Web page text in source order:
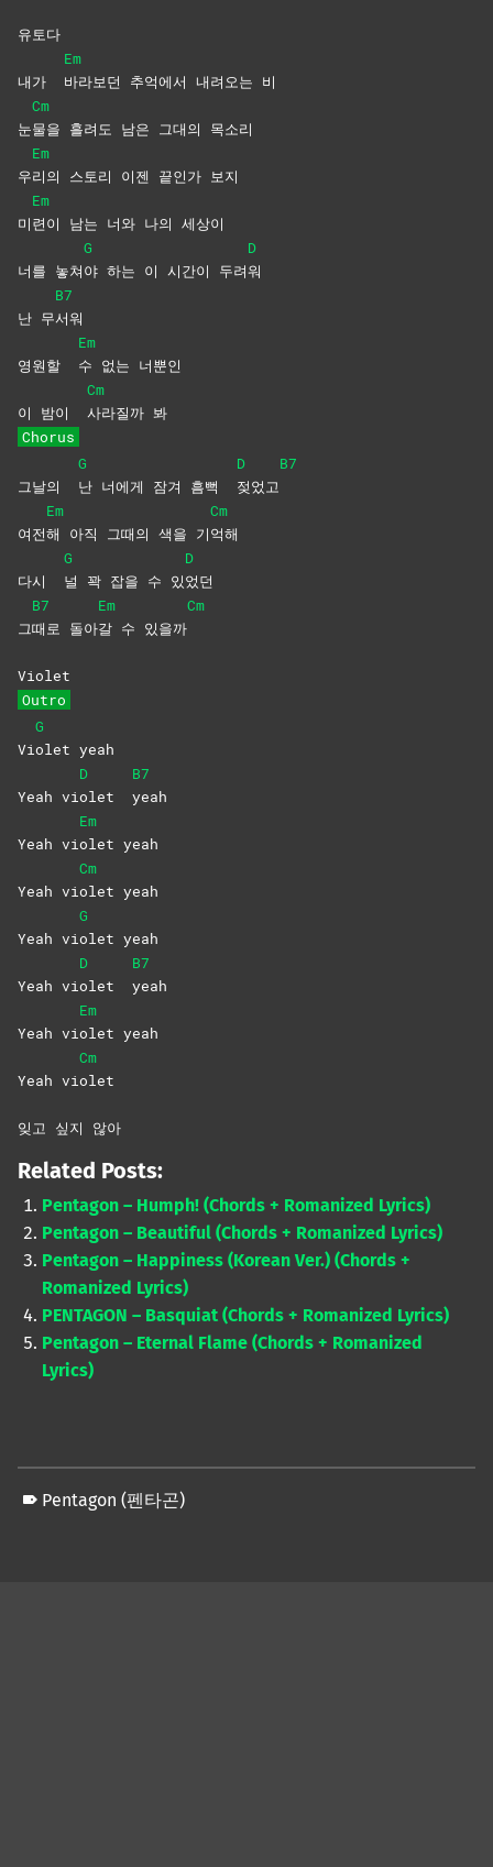
유토다
내가
Em
바라보던 추억에서 내려오는 비
눈
Cm
물을 흘려도 남은 그대의 목소리
우
Em
리의 스토리 이젠 끝인가 보지
미
Em
련이 남는 너와 나의 세상이
너를 놓쳐
G
야 하는 이 시간이 두려
D
워
난 무
B7
서워
영원할
Em
수 없는 너뿐인
이 밤이
Cm
사라질까 봐
Chorus
그날의
G
난 너에게 잠겨 흠뻑
D
젖었고
B7
여전
Em
해 아직 그때의 색을 기
Cm
억해
다시
G
널 꽉 잡을 수 있
D
었던
그
B7
때로 돌아
Em
갈 수 있을까
Cm
Violet
Outro
Vi
G
olet yeah
Yeah vi
D
olet
B7
yeah
Yeah vi
Em
olet yeah
Yeah vi
Cm
olet yeah
Yeah vi
G
olet yeah
Yeah vi
D
olet
B7
yeah
Yeah vi
Em
olet yeah
Yeah vi
Cm
olet
잊고 싶지 않아
Related Posts:
Pentagon – Humph! (Chords + Romanized Lyrics)
Pentagon – Beautiful (Chords + Romanized Lyrics)
Pentagon – Happiness (Korean Ver.) (Chords +
Romanized Lyrics)
PENTAGON – Basquiat (Chords + Romanized Lyrics)
Pentagon – Eternal Flame (Chords + Romanized
Lyrics)
Pentagon (펜타곤)